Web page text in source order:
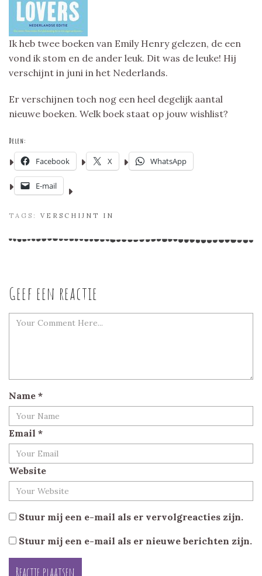
Ik heb twee boeken van Emily Henry gelezen, de een
vond ik stom en de ander leuk. Dit was de leuke! Hij
verschijnt in juni in het Nederlands.
Er verschijnen toch nog een heel degelijk aantal
nieuwe boeken. Welk boek staat op jouw wishlist?
Delen:
Facebook X WhatsApp
E-mail
TAGS: VERSCHIJNT IN
Geef een reactie
Name *
Email *
Website
Stuur mij een e-mail als er vervolgreacties zijn.
Stuur mij een e-mail als er nieuwe berichten zijn.